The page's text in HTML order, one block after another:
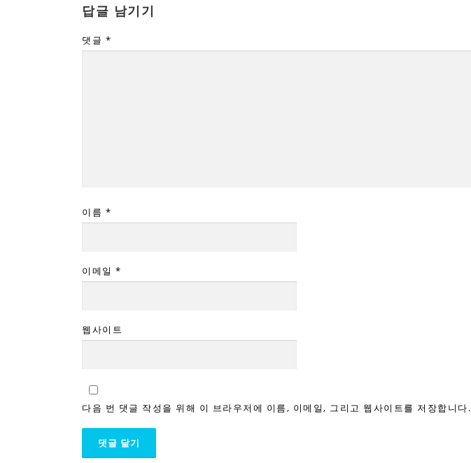
답글 남기기
댓글 *
이름 *
이메일 *
웹사이트
다음 번 댓글 작성을 위해 이 브라우저에 이름, 이메일, 그리고 웹사이트를 저장합니다.